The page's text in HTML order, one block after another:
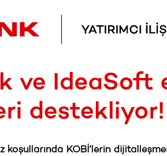
ve
destekliyor!
koşullarında KOBİ’lerin